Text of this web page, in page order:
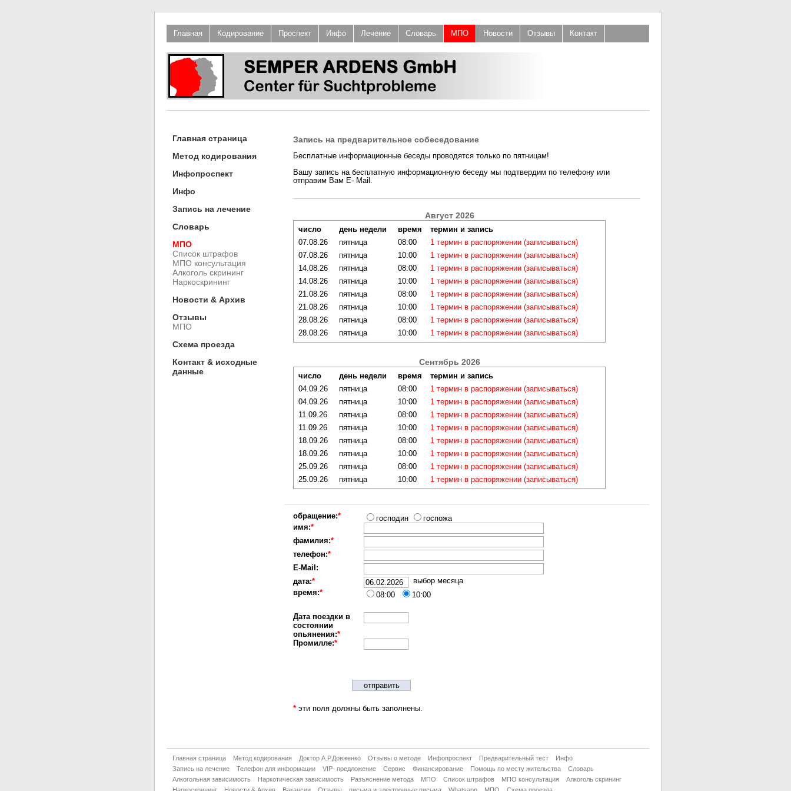
Главная Кодирование Проспект Инфо Лечение Словарь МПО Новости Отзывы Контакт
Запись на предварительное собеседование
Бесплатные информационные беседы проводятся только по пятницам!
Вашу запись на бесплатную информационную беседу мы подтвердим по телефону или
отправим Вам E- Mail.
Август 2026
число день недели время
термин и запись
07.08.26
пятница 08:00
1 термин в распоряжении (записываться)
07.08.26
пятница 10:00
1 термин в распоряжении (записываться)
14.08.26
пятница 08:00
1 термин в распоряжении (записываться)
14.08.26
пятница 10:00
1 термин в распоряжении (записываться)
21.08.26
пятница 08:00
1 термин в распоряжении (записываться)
21.08.26
пятница 10:00
1 термин в распоряжении (записываться)
28.08.26
пятница 08:00
1 термин в распоряжении (записываться)
28.08.26
пятница 10:00 1 термин в распоряжении (записываться)
Сентябрь 2026
число день недели время
термин и запись
04.09.26
пятница 08:00
1 термин в распоряжении (записываться)
04.09.26
пятница 10:00
1 термин в распоряжении (записываться)
11.09.26
пятница 08:00
1 термин в распоряжении (записываться)
11.09.26
пятница 10:00
1 термин в распоряжении (записываться)
18.09.26
пятница 08:00
1 термин в распоряжении (записываться)
18.09.26
пятница 10:00
1 термин в распоряжении (записываться)
25.09.26
пятница 08:00
1 термин в распоряжении (записываться)
25.09.26
пятница 10:00 1 термин в распоряжении (записываться)
обращение:* господин
госпожа
имя:*
фамилия:*
телефон:*
E-Mail:
дата:*
выбор месяца
время:* 08:00 10:00
Дата поездки в
состоянии
опьянения:*
Промилле:*
отправить
* эти поля должны быть заполнены.
Главная страница
Метод кодирования
Инфопроспект
Инфо
Запись на лечение
Словарь
МПО
Список штрафов
МПО консультация
Алкоголь скрининг
Наркоскрининг
Новости & Архив
Отзывы
МПО
Схема проезда
Контакт & исходные
данные
Главная страница Метод кодирования Доктор А.Р.Довженко Отзывы о методе Инфопроспект Предварительный тест
Инфо
Запись на лечение
Телефон для информации VIP- предложение Сервис Финансирование Помощь по месту жительства
Словарь
Алкогольная зависимость
Наркотическая зависимость Разъяснение метода МПО Список штрафов МПО консультация
Алкоголь скрининг